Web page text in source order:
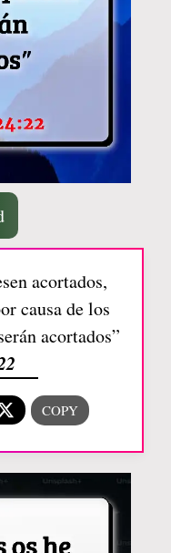
acortados,
causa de los
acortados”